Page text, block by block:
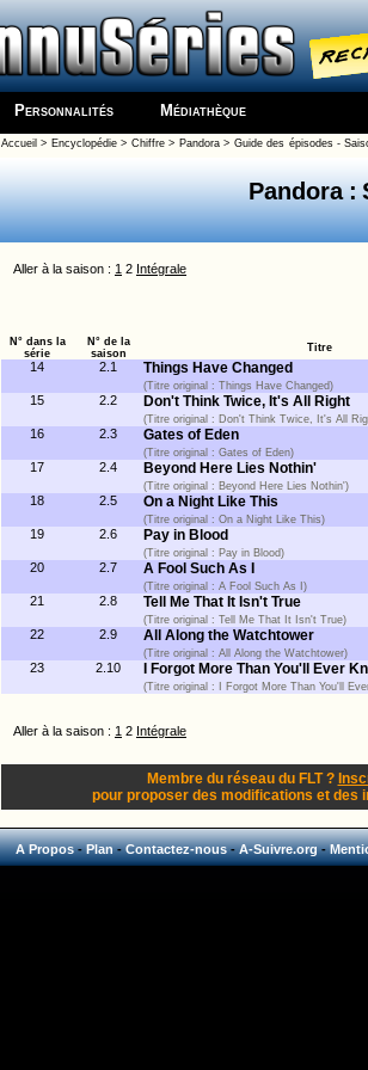
Personnalités Médiathèque
Accueil > Encyclopédie> Chiffre> Pandora> Guide des épisodes -
Pandora :
Aller à la saison : 1 2 Intégrale
N° dans la
série
N° de la
saison
Titre
14 2.1 Things Have Changed
(Titre original : Things Have Changed)
15
2.2 Don't Think Twice, It's All Right
(Titre original : Don't Think Twice, It's All
16
2.3 Gates of Eden
(Titre original : Gates of Eden)
17
2.4 Beyond Here Lies Nothin'
(Titre original : Beyond Here Lies Nothin')
18
2.5 On a Night Like This
(Titre original : On a Night Like This)
19
2.6 Pay in Blood
(Titre original : Pay in Blood)
20
2.7 A Fool Such As I
(Titre original : A Fool Such As I)
21
2.8 Tell Me That It Isn't True
(Titre original : Tell Me That It Isn't True)
22
2.9 All Along the Watchtower
(Titre original : All Along the Watchtower)
23
2.10 I Forgot More Than You'll Ever
(Titre original : I Forgot More Than You'll
Aller à la saison : 1 2 Intégrale
Membre du réseau du FLT ?
pour proposer des modifications et des
A Propos-Plan-Contactez-nous-A-Suivre.org-